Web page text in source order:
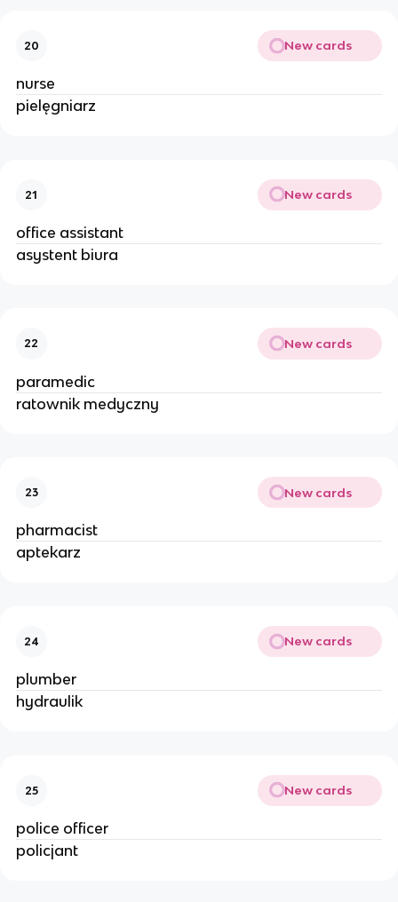
20 New cards
nurse
pielęgniarz
21 New cards
office assistant
asystent biura
22 New cards
paramedic
ratownik medyczny
23 New cards
pharmacist
aptekarz
24 New cards
plumber
hydraulik
25 New cards
police officer
policjant